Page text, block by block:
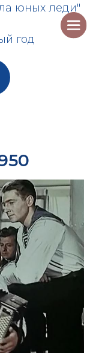
юных леди"
год